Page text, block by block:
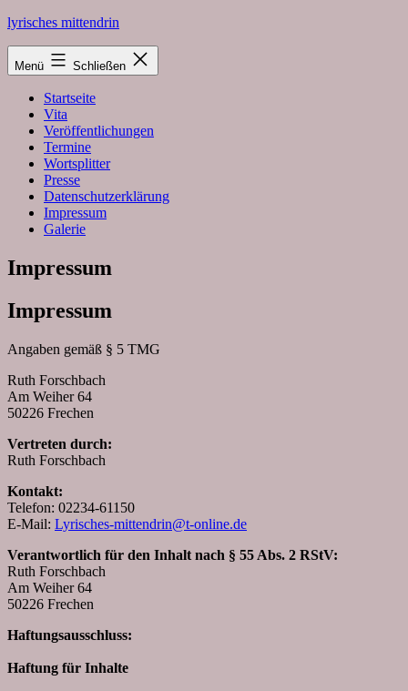
Zum
springen
lyrisches mittendrin
Menü Schließen
Startseite
Vita
Veröffentlichungen
Termine
Wortsplitter
Presse
Datenschutzerklärung
Impressum
Galerie
Impressum
Impressum
Angaben gemäß § 5 TMG
Ruth Forschbach
Am Weiher 64
50226 Frechen
Vertreten durch:
Ruth Forschbach
Kontakt:
Telefon: 02234-61150
E-Mail: Lyrisches-mittendrin@t-online.de
Verantwortlich für den Inhalt nach § 55 Abs. 2 RStV:
Ruth Forschbach
Am Weiher 64
50226 Frechen
Haftungsausschluss:
Haftung für Inhalte